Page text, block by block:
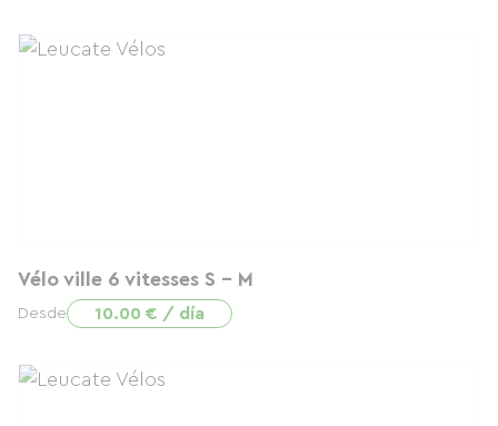
Vélo ville 6 vitesses S - M
Desde 10.00 € / día